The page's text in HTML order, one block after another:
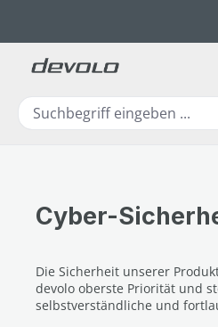
Cyber-
Die Sicherheit unserer
devolo oberste Priorität und
selbstverständliche und